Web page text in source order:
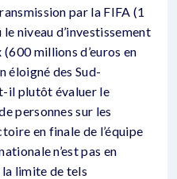
par la FIFA (1
niveau d’investissement
millions d’euros en
éloigné des Sud-
il plutôt évaluer le
personnes sur les
en finale de l’équipe
n’est pas en
limite de tels